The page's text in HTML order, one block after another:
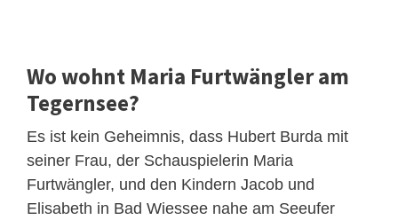
Wo wohnt Maria Furtwängler am
Tegernsee?
Es ist kein Geheimnis, dass Hubert Burda mit
seiner Frau, der Schauspielerin Maria
Furtwängler, und den Kindern Jacob und
Elisabeth in Bad Wiessee nahe am Seeufer